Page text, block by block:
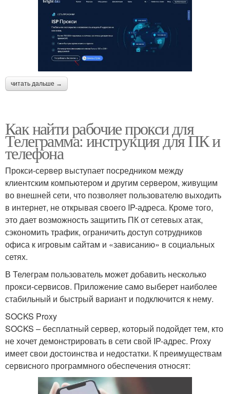
читать дальше →
Как найти рабочие прокси для
Телеграмма: инструкция для ПК и
телефона
Прокси-сервер выступает посредником между
клиентским компьютером и другим сервером, живущим
во внешней сети, что позволяет пользователю выходить
в интернет, не открывая своего IP-адреса. Кроме того,
это дает возможность защитить ПК от сетевых атак,
сэкономить трафик, ограничить доступ сотрудников
офиса к игровым сайтам и «зависанию» в социальных
сетях.
В Телеграм пользователь может добавить несколько
прокси-сервисов. Приложение само выберет наиболее
стабильный и быстрый вариант и подключится к нему.
SOCKS Proxy
SOCKS – бесплатный сервер, который подойдет тем, кто
не хочет демонстрировать в сети свой IP-адрес. Proxy
имеет свои достоинства и недостатки. К преимуществам
сервисного программного обеспечения относят: